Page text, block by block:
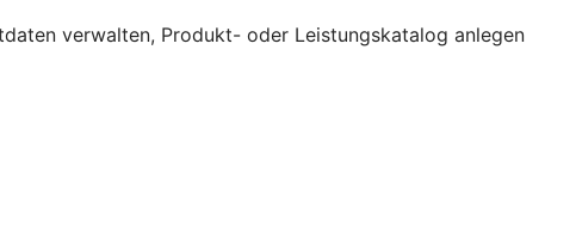
verwalten, Produkt- oder Leistungskatalog anlegen